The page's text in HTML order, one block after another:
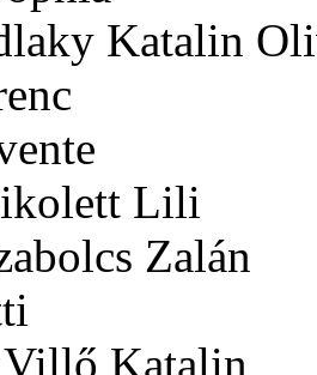
Katalin
Lili
Zalán
Katalin